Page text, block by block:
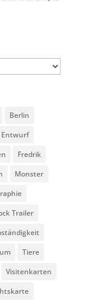
Berlin
Entwurf
Fredrik
Monster
Trailer
Tiere
Visitenkarten